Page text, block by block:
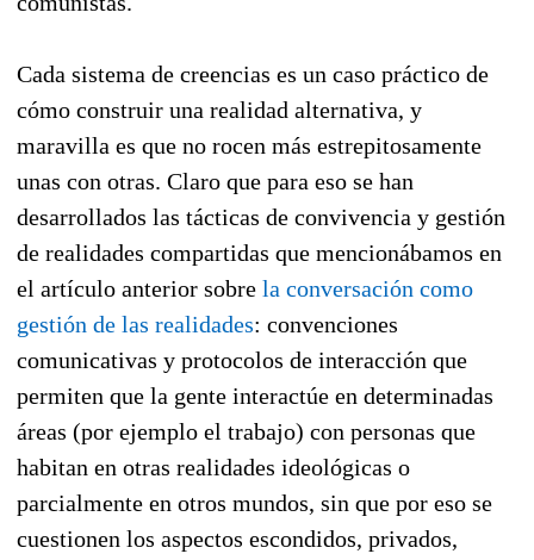
Cada sistema de creencias es un caso práctico de
cómo construir una realidad alternativa, y
maravilla es que no rocen más estrepitosamente
unas con otras. Claro que para eso se han
desarrollados las tácticas de convivencia y gestión
de realidades compartidas que mencionábamos en
el artículo anterior sobre la conversación como
gestión de las realidades: convenciones
comunicativas y protocolos de interacción que
permiten que la gente interactúe en determinadas
áreas (por ejemplo el trabajo) con personas que
habitan en otras realidades ideológicas o
parcialmente en otros mundos, sin que por eso se
cuestionen los aspectos escondidos, privados,